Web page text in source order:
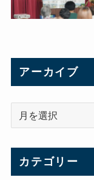
アーカイブ
ブ
カテゴリー